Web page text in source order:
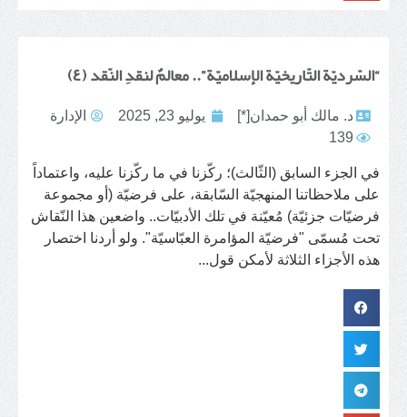
“السّرديّة التّاريخيّة الإسلاميّة”.. معالمٌ لنقدِ النّقد (٤)
د. مالك أبو حمدان[*] يوليو 23, 2025
الإدارة
139
في الجزء السابق (الثّالث)؛ ركّزنا في ما ركّزنا عليه، واعتماداً
على ملاحظاتنا المنهجيّة السّابقة، على فرضيّة (أو مجموعة
فرضيّات جزئيّة) مُعيّنة في تلك الأدبيّات.. واضعين هذا النّقاش
تحت مُسمّى "فرضيّة المؤامرة العبّاسيّة". ولو أردنا اختصار
هذه الأجزاء الثلاثة لأمكن قول...